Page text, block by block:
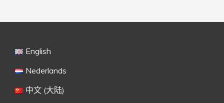
English
Nederlands
中文 (大陆)